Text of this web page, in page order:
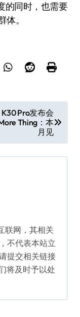
的同时，也需要
。
K30 Pro发布会
Thing：本
月见
联网，其相关
不代表本站立
提交相关链接
将及时予以处